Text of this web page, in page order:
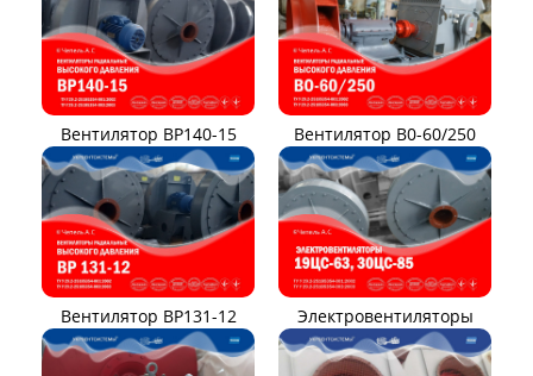
Вентилятор ВР140-15 Вентилятор В0-60/250
Вентилятор ВР131-12 Электровентиляторы